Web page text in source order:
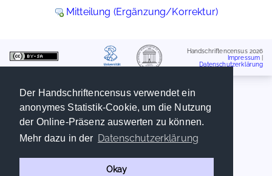
Der Handschriftencensus verwendet ein
anonymes Statistik-Cookie, um die Nutzung
der Online-Präsenz auswerten zu können.
Mehr dazu in der Datenschutzerklärung
Okay
Mitteilung (Ergänzung/Korrektur)
Handschriftencensus 2026
Impressum
Datenschutzerklärung